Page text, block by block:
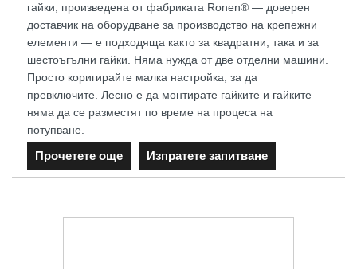
гайки, произведена от фабриката Ronen® — доверен
доставчик на оборудване за производство на крепежни
елементи — е подходяща както за квадратни, така и за
шестоъгълни гайки. Няма нужда от две отделни машини.
Просто коригирайте малка настройка, за да
превключите. Лесно е да монтирате гайките и гайките
няма да се разместят по време на процеса на
потупване.
Прочетете още Изпратете запитване